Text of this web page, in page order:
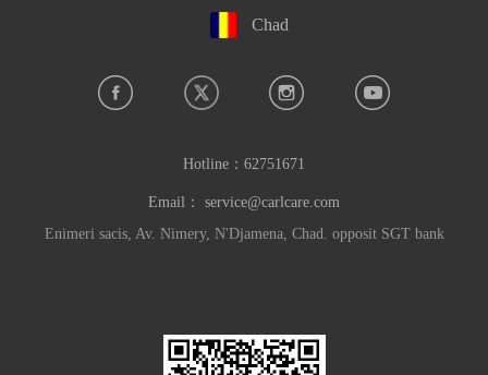
Chad
Hotline： 62751671
Email： service@carlcare.com
Enimeri sacis, Av. Nimery, N'Djamena, Chad. opposit SGT bank